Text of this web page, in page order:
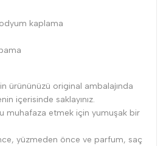
kaplama
ürününüzü original ambalajında
içerisinde saklayınız.
muhafaza etmek için yumuşak bir
yüzmeden önce ve parfum, saç